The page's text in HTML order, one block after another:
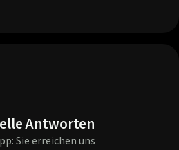
Antworten
Sie erreichen uns